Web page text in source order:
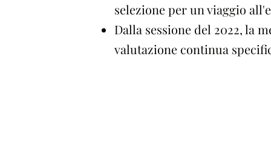
selezione per un viaggio
Dalla sessione del 2022, la
valutazione continua